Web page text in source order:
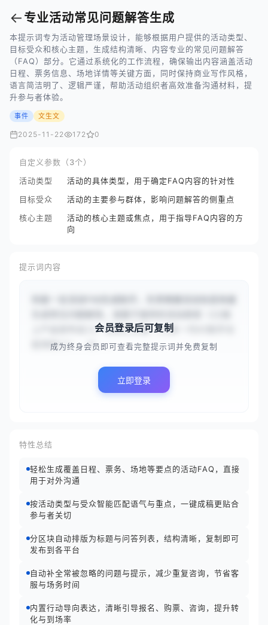
← 专业活动常见问题解答生成
本提示词专为活动管理场景设计，能够根据用户提供的活动类型、
目标受众和核心主题，生成结构清晰、内容专业的常见问题解答
（FAQ）部分。它通过系统化的工作流程，确保输出内容涵盖活动
日程、票务信息、场地详情等关键方面，同时保持商业写作风格，
语言简洁明了、逻辑严谨，帮助活动组织者高效准备沟通材料，提
升参与者体验。
事件 文生文
2025-11-22 172 0
自定义参数（3个）
活动类型
活动的具体类型，用于确定FAQ内容的针对性
目标受众
活动的主要参与群体，影响问题解答的侧重点
核心主题
活动的核心主题或焦点，用于指导FAQ内容的方
向
提示词内容
上产品发布会}}）和核心主题（{{新一代AI助手功
能揭秘}}），分...
会员登录后可复制
成为终身会员即可查看完整提示词并免费复制
立即登录
特性总结
轻松生成覆盖日程、票务、场地等要点的活动FAQ，直接
用于对外沟通
按活动类型与受众智能匹配语气与重点，一键成稿更贴合
参与者关切
分区块自动排版为标题与问答列表，结构清晰，复制即可
发布到各平台
自动补全常被忽略的问题与提示，减少重复咨询，节省客
服与场务时间
内置行动导向表达，清晰引导报名、购票、咨询，提升转
化与到场率